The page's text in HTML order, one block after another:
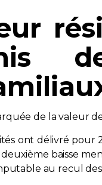
de la valeur
ont délivré pour
deuxième baisse
au recul